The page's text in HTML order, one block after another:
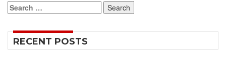
Search
for:
RECENT POSTS